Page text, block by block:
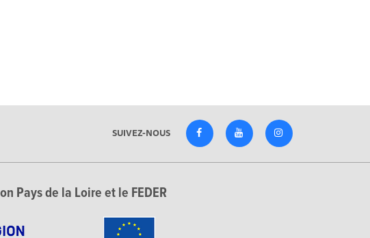
SUIVEZ-NOUS
Pays de la Loire et le FEDER